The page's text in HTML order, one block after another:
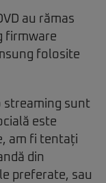
au rămas
firmware
folosite
streaming sunt
este
am fi tentați
din
preferate, sau